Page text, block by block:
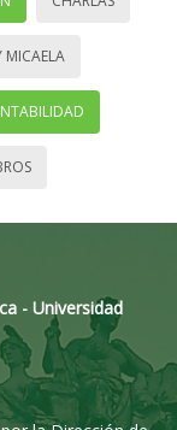
MICAELA
- Universidad